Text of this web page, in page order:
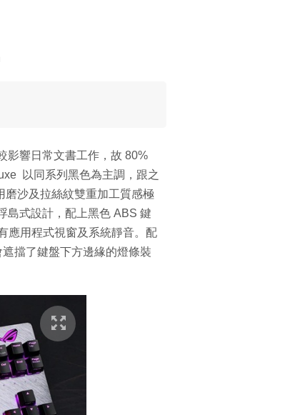
影響日常文書工作，故 80%
以同系列黑色為主調，跟之
磨沙及拉絲紋雙重加工質感極
島式設計，配上黑色 ABS 鍵
應用程式視窗及系統靜音。配
擋了鍵盤下方邊緣的燈條裝